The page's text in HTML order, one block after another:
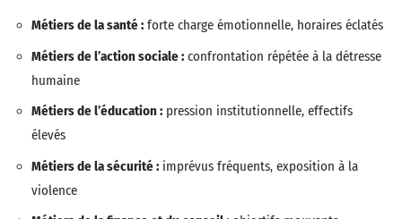
Métiers de la santé : forte charge émotionnelle, horaires éclatés
Métiers de l’action sociale : confrontation répétée à la détresse
humaine
Métiers de l’éducation : pression institutionnelle, effectifs
élevés
Métiers de la sécurité : imprévus fréquents, exposition à la
violence